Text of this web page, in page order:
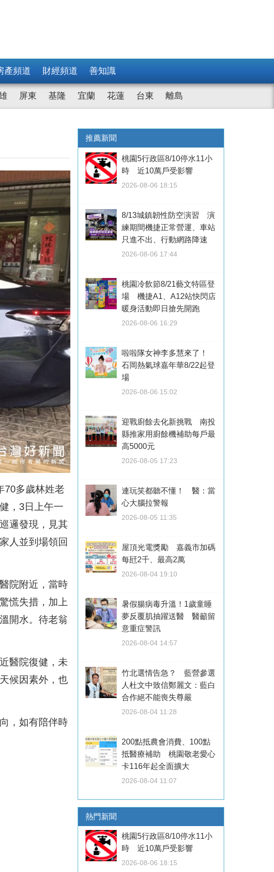
產頻道 財經頻道 善知識
屏東 基隆 宜蘭 花蓮 台東 離島
70多歲林姓老
， 3日上午一
邏發現，見其
人並到場領回
院附近，當時
慌失措， 加上
開水。待老翁
醫院復健， 未
候因素外，也
，如有陪伴時
推薦新聞
桃園5行政區8/10停水11小
時 近10萬戶受影響
2026-08-06 18:15
8/13城鎮韌性防空演習 演
練期間機捷正常營運、車站
只進不出、行動網路降速
2026-08-06 17:44
桃園冷飲節8/21藝文特區登
場 機捷A1、A12站快閃店
暖身活動即日搶先開跑
2026-08-06 16:29
啦啦隊女神李多慧來了！
石岡熱氣球嘉年華8/22起登
場
2026-08-06 15:02
迎戰廚餘去化新挑戰 南投
縣推家用廚餘機補助每戶最
高5000元
2026-08-05 17:23
連玩笑都聽不懂！ 醫：當
心大腦拉警報
2026-08-05 11:35
屋頂光電獎勵 嘉義市加碼
每瓩2千、最高2萬
2026-08-04 19:10
暑假腸病毒升溫！1歲童睡
夢反覆肌抽躍送醫 醫籲留
意重症警訊
2026-08-04 14:57
竹北選情告急？ 藍營參選
人杜文中致信鄭麗文：藍白
合作絕不能喪失尊嚴
2026-08-04 11:28
200點抵農會消費、100點
抵醫療補助 桃園敬老愛心
卡116年起全面擴大
2026-08-04 11:07
熱門新聞
桃園5行政區8/10停水11小
時 近10萬戶受影響
2026-08-06 18:15